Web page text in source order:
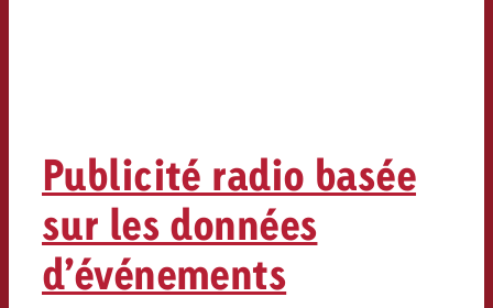
Publicité radio basée
sur les données
d’événements